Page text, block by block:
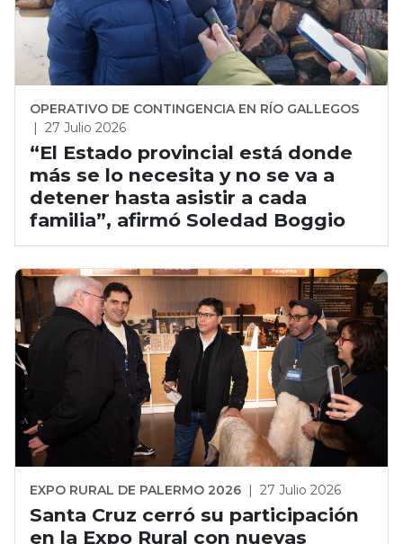
OPERATIVO DE CONTINGENCIA EN RÍO GALLEGOS
| 27 Julio 2026
“El Estado provincial está donde
más se lo necesita y no se va a
detener hasta asistir a cada
familia”, afirmó Soledad Boggio
EXPO RURAL DE PALERMO 2026 | 27 Julio 2026
Santa Cruz cerró su participación
en la Expo Rural con nuevas